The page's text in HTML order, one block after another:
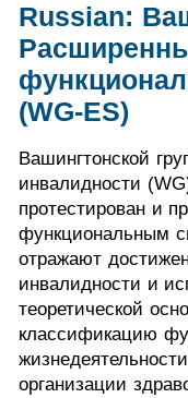
Russian:
(WG-ES)
Вашингтонской
инвалидности
протестирован и
функциональным
отражают
инвалидности и
теоретической
классификацию
организации